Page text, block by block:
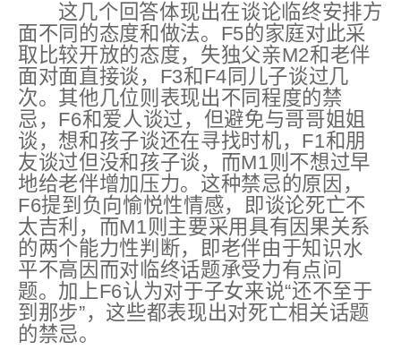
这几个回答体现出在谈论临终安排方
面不同的态度和做法。F5的家庭对此采
取比较开放的态度，失独父亲M2和老伴
面对面直接谈，F3和F4同儿子谈过几
次。其他几位则表现出不同程度的禁
忌，F6和爱人谈过，但避免与哥哥姐姐
谈，想和孩子谈还在寻找时机，F1和朋
友谈过但没和孩子谈，而M1则不想过早
地给老伴增加压力。这种禁忌的原因，
F6提到负向愉悦性情感，即谈论死亡不
太吉利，而M1则主要采用具有因果关系
的两个能力性判断，即老伴由于知识水
平不高因而对临终话题承受力有点问
题。加上F6认为对于子女来说“还不至于
到那步”，这些都表现出对死亡相关话题
的禁忌。